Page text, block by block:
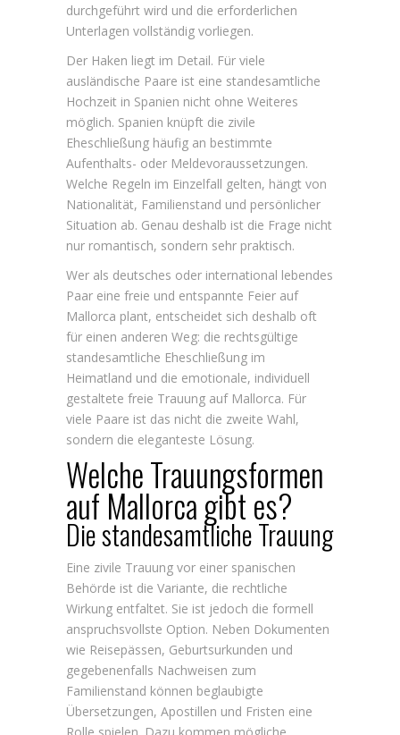
durchgeführt wird und die erforderlichen
Unterlagen vollständig vorliegen.
Der Haken liegt im Detail. Für viele
ausländische Paare ist eine standesamtliche
Hochzeit in Spanien nicht ohne Weiteres
möglich. Spanien knüpft die zivile
Eheschließung häufig an bestimmte
Aufenthalts- oder Meldevoraussetzungen.
Welche Regeln im Einzelfall gelten, hängt von
Nationalität, Familienstand und persönlicher
Situation ab. Genau deshalb ist die Frage nicht
nur romantisch, sondern sehr praktisch.
Wer als deutsches oder international lebendes
Paar eine freie und entspannte Feier auf
Mallorca plant, entscheidet sich deshalb oft
für einen anderen Weg: die rechtsgültige
standesamtliche Eheschließung im
Heimatland und die emotionale, individuell
gestaltete freie Trauung auf Mallorca. Für
viele Paare ist das nicht die zweite Wahl,
sondern die eleganteste Lösung.
Welche Trauungsformen
auf Mallorca gibt es?
Die standesamtliche Trauung
Eine zivile Trauung vor einer spanischen
Behörde ist die Variante, die rechtliche
Wirkung entfaltet. Sie ist jedoch die formell
anspruchsvollste Option. Neben Dokumenten
wie Reisepässen, Geburtsurkunden und
gegebenenfalls Nachweisen zum
Familienstand können beglaubigte
Übersetzungen, Apostillen und Fristen eine